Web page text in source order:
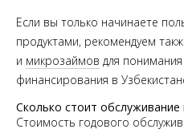
Если вы только начинаете
продуктами, рекомендуем
и микрозаймов для
финансирования в
Сколько стоит обслуживание
Стоимость годового